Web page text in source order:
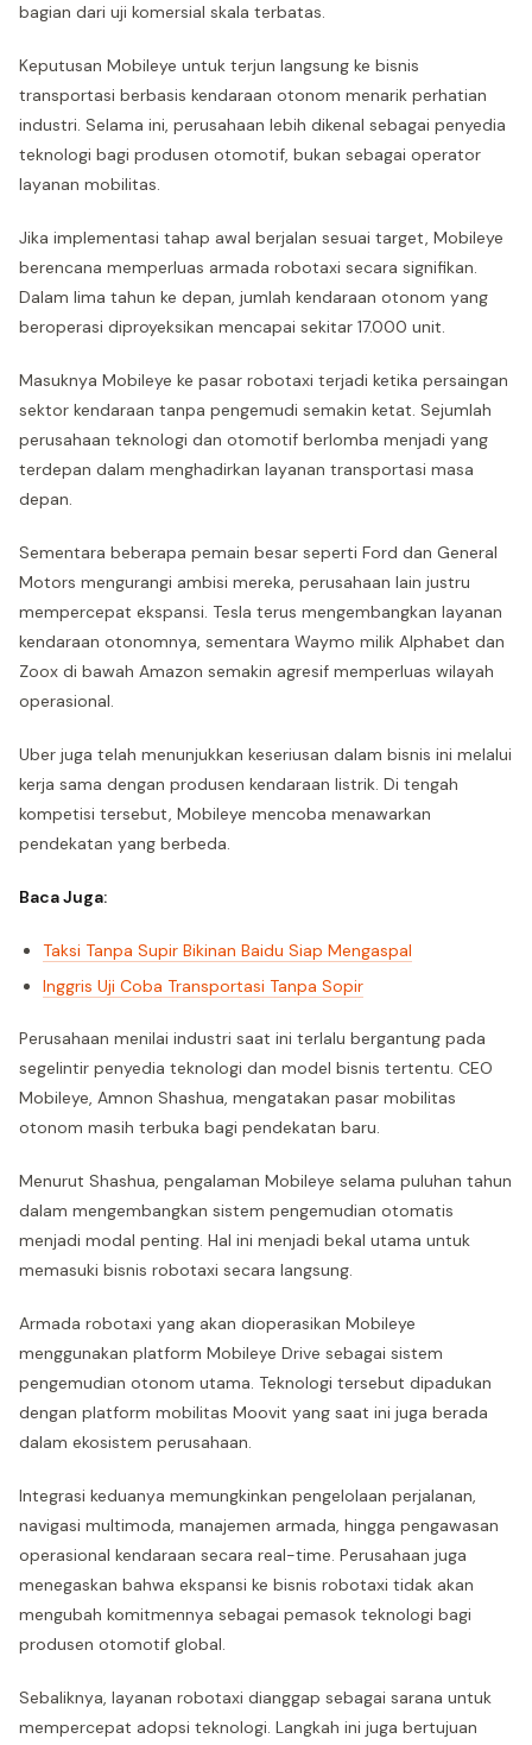
bagian dari uji komersial skala terbatas.
Keputusan Mobileye untuk terjun langsung ke bisnis
transportasi berbasis kendaraan otonom menarik perhatian
industri. Selama ini, perusahaan lebih dikenal sebagai penyedia
teknologi bagi produsen otomotif, bukan sebagai operator
layanan mobilitas.
Jika implementasi tahap awal berjalan sesuai target, Mobileye
berencana memperluas armada robotaxi secara signifikan.
Dalam lima tahun ke depan, jumlah kendaraan otonom yang
beroperasi diproyeksikan mencapai sekitar 17.000 unit.
Masuknya Mobileye ke pasar robotaxi terjadi ketika persaingan
sektor kendaraan tanpa pengemudi semakin ketat. Sejumlah
perusahaan teknologi dan otomotif berlomba menjadi yang
terdepan dalam menghadirkan layanan transportasi masa
depan.
Sementara beberapa pemain besar seperti Ford dan General
Motors mengurangi ambisi mereka, perusahaan lain justru
mempercepat ekspansi. Tesla terus mengembangkan layanan
kendaraan otonomnya, sementara Waymo milik Alphabet dan
Zoox di bawah Amazon semakin agresif memperluas wilayah
operasional.
Uber juga telah menunjukkan keseriusan dalam bisnis ini melalui
kerja sama dengan produsen kendaraan listrik. Di tengah
kompetisi tersebut, Mobileye mencoba menawarkan
pendekatan yang berbeda.
Baca Juga:
Taksi Tanpa Supir Bikinan Baidu Siap Mengaspal
Inggris Uji Coba Transportasi Tanpa Sopir
Perusahaan menilai industri saat ini terlalu bergantung pada
segelintir penyedia teknologi dan model bisnis tertentu. CEO
Mobileye, Amnon Shashua, mengatakan pasar mobilitas
otonom masih terbuka bagi pendekatan baru.
Menurut Shashua, pengalaman Mobileye selama puluhan tahun
dalam mengembangkan sistem pengemudian otomatis
menjadi modal penting. Hal ini menjadi bekal utama untuk
memasuki bisnis robotaxi secara langsung.
Armada robotaxi yang akan dioperasikan Mobileye
menggunakan platform Mobileye Drive sebagai sistem
pengemudian otonom utama. Teknologi tersebut dipadukan
dengan platform mobilitas Moovit yang saat ini juga berada
dalam ekosistem perusahaan.
Integrasi keduanya memungkinkan pengelolaan perjalanan,
navigasi multimoda, manajemen armada, hingga pengawasan
operasional kendaraan secara real-time. Perusahaan juga
menegaskan bahwa ekspansi ke bisnis robotaxi tidak akan
mengubah komitmennya sebagai pemasok teknologi bagi
produsen otomotif global.
Sebaliknya, layanan robotaxi dianggap sebagai sarana untuk
mempercepat adopsi teknologi. Langkah ini juga bertujuan